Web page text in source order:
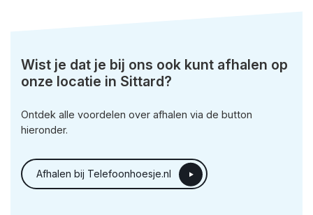
Wist je dat je bij ons ook kunt afhalen op
onze locatie in Sittard?
Ontdek alle voordelen over afhalen via de button
hieronder.
Afhalen bij Telefoonhoesje.nl